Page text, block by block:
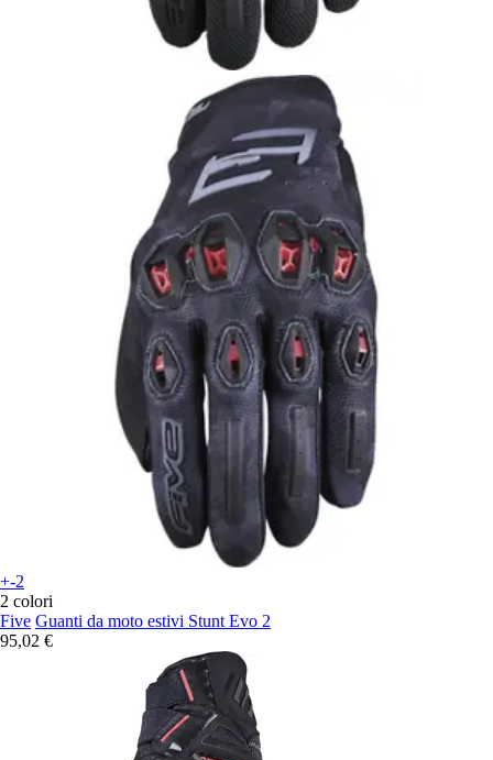
+-2
2 colori
Five Guanti da moto estivi Stunt Evo 2
95,02 €